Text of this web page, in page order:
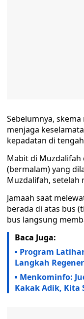
Sebelumnya,
menjaga
kepadatan di
Mabit di
(bermalam) yang
Muzdalifah, setelah
Jamaah saat
berada di atas bus
bus langsung
Baca Juga:
Program
Langkah
Menkominfo:
Kakak Adik, Kita